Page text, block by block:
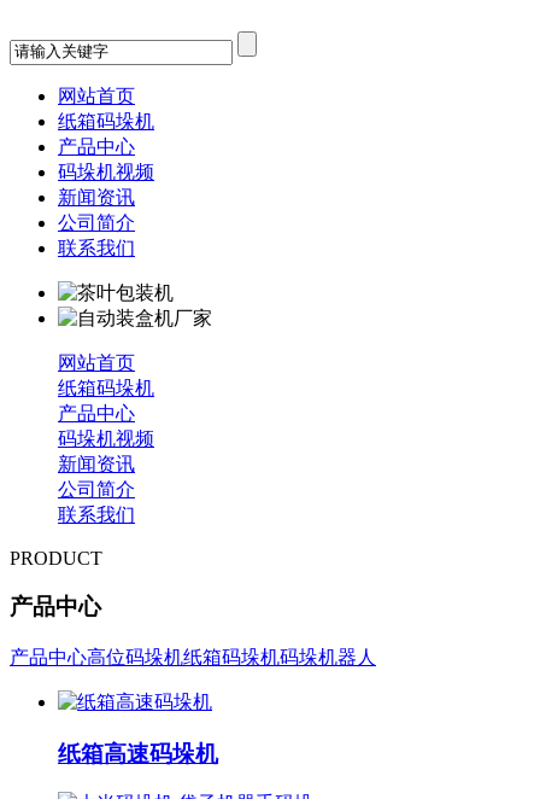
网站首页
纸箱码垛机
产品中心
码垛机视频
新闻资讯
公司简介
联系我们
网站首页
纸箱码垛机
产品中心
码垛机视频
新闻资讯
公司简介
联系我们
PRODUCT
产品中心
产品中心高位码垛机纸箱码垛机码垛机器人
纸箱高速码垛机